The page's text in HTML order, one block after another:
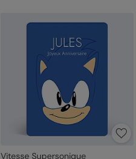
Vitesse Supersonique